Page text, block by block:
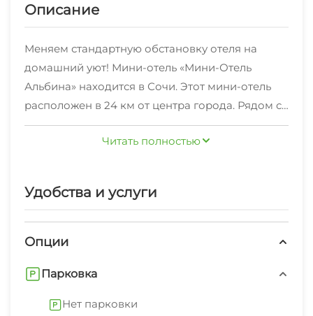
Описание
Меняем стандартную обстановку отеля на
домашний уют! Мини-отель «Мини-Отель
Альбина» находится в Сочи. Этот мини-отель
расположен в 24 км от центра города. Рядом с
мини-отелем — Пляж Чайка-1, Пляж VinoGrad
(Мандарин) и Пляж Огонек. В мини-отеле
оставаться на связи? В мини-отеле есть
автопутешественников организована платная
Персонал мини-отеля говорит на русском.
необходимым, чтобы отдохнуть после долгого
Читать полностью
Удобства и услуги
Опции
Парковка
Нет парковки